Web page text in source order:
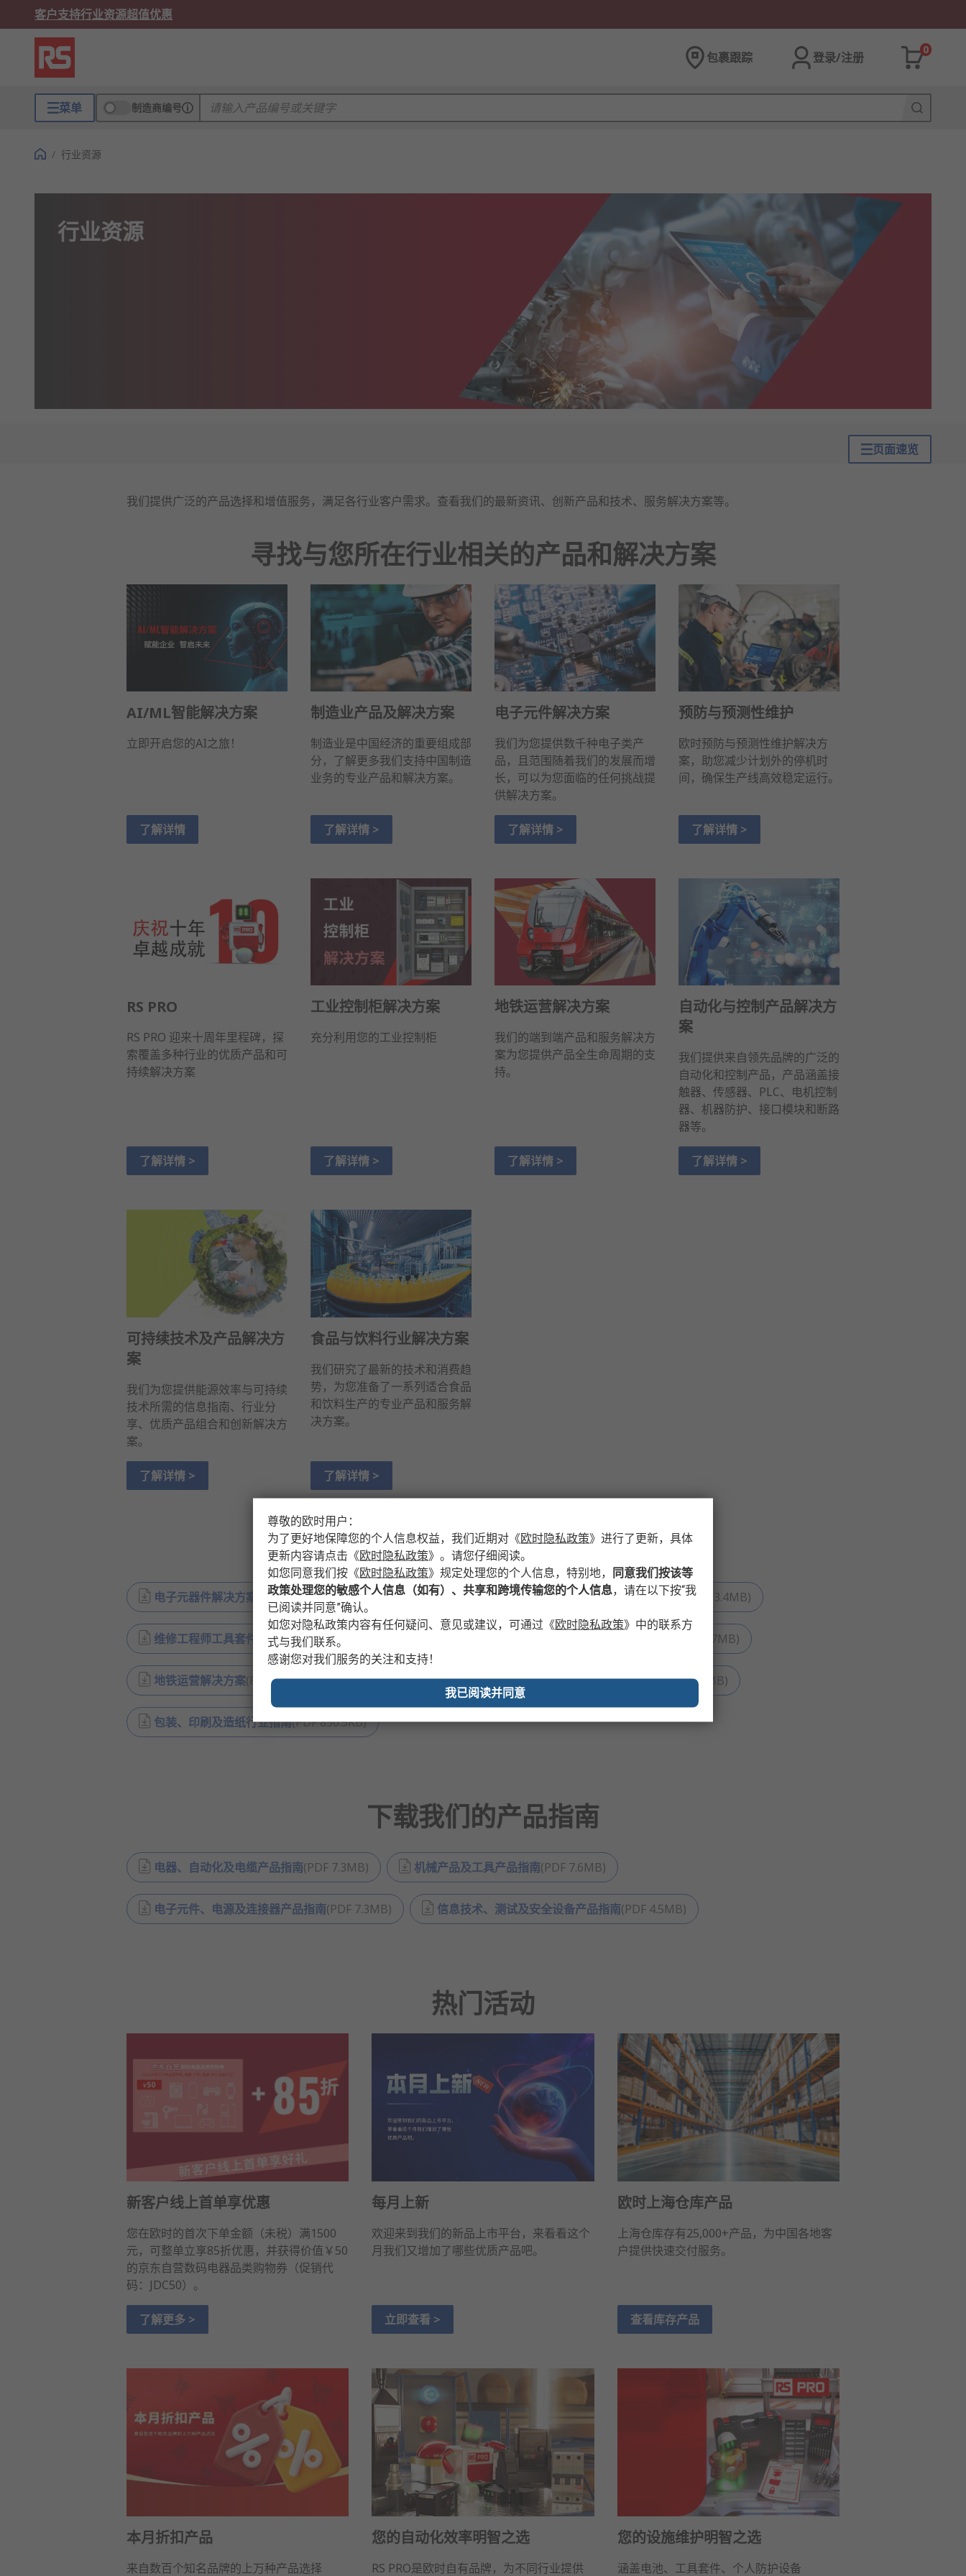
客户支持行业资源超值优惠
包裹跟踪 登录/注册
0
菜单 制造商编号
/ 行业资源
行业资源
页面速览
我们提供广泛的产品选择和增值服务，满足各行业客户需求。查看我们的最新资讯、创新产品和技术、服务解决方案等。
寻找与您所在行业相关的产品和解决方案
AI/ML智能解决方案
立即开启您的AI之旅！
了解详情
制造业产品及解决方案
制造业是中国经济的重要组成部
分，了解更多我们支持中国制造
业务的专业产品和解决方案。
了解详情 >
电子元件解决方案
我们为您提供数千种电子类产
品，且范围随着我们的发展而增
长，可以为您面临的任何挑战提
供解决方案。
了解详情 >
预防与预测性维护
欧时预防与预测性维护解决方
案，助您减少计划外的停机时
间，确保生产线高效稳定运行。
了解详情 >
RS PRO
RS PRO 迎来十周年里程碑，探
索覆盖多种行业的优质产品和可
持续解决方案
了解详情 >
工业控制柜解决方案
充分利用您的工业控制柜
了解详情 >
地铁运营解决方案
我们的端到端产品和服务解决方
案为您提供产品全生命周期的支
持。
了解详情 >
自动化与控制产品解决方
案
我们提供来自领先品牌的广泛的
自动化和控制产品，产品涵盖接
触器、传感器、PLC、电机控制
器、机器防护、接口模块和断路
器等。
了解详情 >
可持续技术及产品解决方
案
我们为您提供能源效率与可持续
技术所需的信息指南、行业分
享、优质产品组合和创新解决方
案。
了解详情 >
食品与饮料行业解决方案
我们研究了最新的技术和消费趋
势，为您准备了一系列适合食品
和饮料生产的专业产品和服务解
决方案。
了解详情 >
下载我们的行业手册和指南
电子元器件解决方案 PDF2.5MB) 工业制造行业解决方案(PDF3.1MB) 电子采购解决方案(PDF 3.4MB)
维修工程师工具套件 PDF1.7MB) 1.7MB)
地铁运营解决方案( 1.6MB) 汽车行业解决方案(PDF1.8MB) 机械设备维护和升级(PDF2.1MB)
包装、印刷及造纸行业指南(PDF850.5KB)
下载我们的产品指南
电器、自动化及电缆产品指南(PDF 7.3MB) 机械产品及工具产品指南(PDF 7.6MB)
电子元件、电源及连接器产品指南(PDF 7.3MB) 信息技术、测试及安全设备产品指南(PDF 4.5MB)
热门活动
新客户线上首单享优惠
您在欧时的首次下单金额（未税）满1500
元，可整单立享85折优惠，并获得价值￥50
的京东自营数码电器品类购物券（促销代
码：JDC50）。
了解更多 >
每月上新
欢迎来到我们的新品上市平台，来看看这个
月我们又增加了哪些优质产品吧。
立即查看 >
欧时上海仓库产品
上海仓库存有25,000+产品，为中国各地客
户提供快速交付服务。
查看库存产品
本月折扣产品
来自数百个知名品牌的上万种产品选择
您的自动化效率明智之选
RS PRO是欧时自有品牌，为不同行业提供
您的设施维护明智之选
涵盖电池、工具套件、个人防护设备
尊敬的欧时用户：
为了更好地保障您的个人信息权益，我们近期对 《欧时隐私政策》 进行了更新，具体
更新内容请点击 《欧时隐私政策》 。请您仔细阅读。
如您同意我们按 《欧时隐私政策》 规定处理您的个人信息，特别地，
同意我们按该等
政策处理您的敏感个人信息（如有）、共享和跨境传输您的个人信息，请在以下按“我
已阅读并同意”确认。
如您对隐私政策内容有任何疑问、意见或建议，可通过 《欧时隐私政策》 中的联系方
式与我们联系。
感谢您对我们服务的关注和支持！
我已阅读并同意